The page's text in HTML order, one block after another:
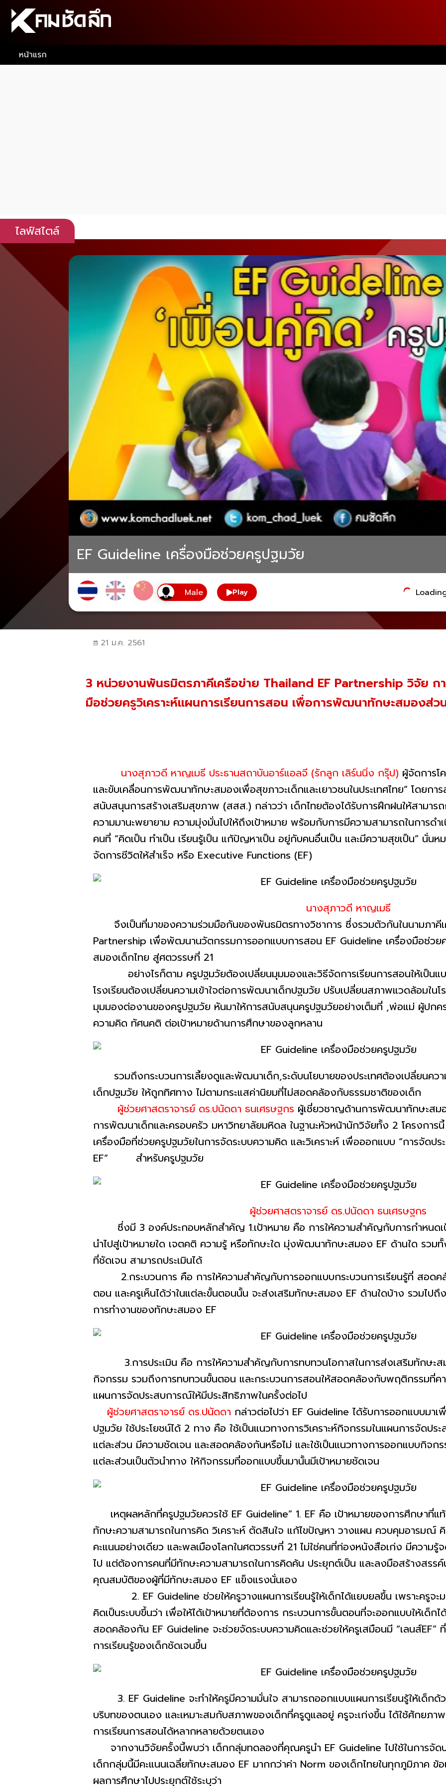
หน้าแรก
ไลฟ์สไตล์
EF Guideline เครื่องมือช่วยครูปฐมวัย
Play
21 ม.ค. 2561
3 หน่วยงานพันธมิตรภาคีเครือข่าย Thailand EF Partnership วิจัย ก
มือช่วยครูวิเคราะห์แผนการเรียนการสอน เพื่อการพัฒนาทักษะสมองส่ว
นางสุภาวดี หาญเมธี ประธานสถาบันอาร์แอลจี (รักลูก เลิร์นนิ่ง กรุ๊ป) ผู้จัดการ
และขับเคลื่อนการพัฒนาทักษะสมองเพื่อสุขภาวะเด็กและเยาวชนในประเทศไทย” โดย
สนับสนุนการสร้างเสริมสุขภาพ (สสส.) กล่าวว่า เด็กไทยต้องได้รับการฝึกฝนให้สามาร
ความมานะพยายาม ความมุ่งมั่นไปให้ถึงเป้าหมาย พร้อมกับการมีความสามารถในการด
คนที่ “คิดเป็น ทำเป็น เรียนรู้เป็น แก้ปัญหาเป็น อยู่กับคนอื่นเป็น และมีความสุขเป็น” นั่น
จัดการชีวิตให้สำเร็จ หรือ Executive Functions (EF)
นางสุภาวดี หาญเมธี
จึงเป็นที่มาของความร่วมมือกันของพันธมิตรทางวิชาการ ซึ่งรวมตัวกันในนามภาคีเ
Partnership เพื่อพัฒนานวัตกรรมการออกแบบการสอน EF Guideline เครื่องมือช่ว
สมองเด็กไทย สู่ศตวรรษที่ 21
อย่างไรก็ตาม ครูปฐมวัยต้องเปลี่ยนมุมมองและวิธีจัดการเรียนการสอนให้เป็นแ
โรงเรียนต้องเปลี่ยนความเข้าใจต่อการพัฒนาเด็กปฐมวัย ปรับเปลี่ยนสภาพแวดล้อมในโ
มุมมองต่องานของครูปฐมวัย หันมาให้การสนับสนุนครูปฐมวัยอย่างเต็มที่ ,พ่อแม่ ผู้ปก
ความคิด ทัศนคติ ต่อเป้าหมายด้านการศึกษาของลูกหลาน
รวมถึงกระบวนการเลี้ยงดูและพัฒนาเด็ก,ระดับนโยบายของประเทศต้องเปลี่ยนคว
เด็กปฐมวัย ให้ถูกทิศทาง ไม่ตามกระแสค่านิยมที่ไม่สอดคล้องกับธรรมชาติของเด็ก
ผู้ช่วยศาสตราจารย์ ดร.ปนัดดา ธนเศรษฐกร ผู้เชี่ยวชาญด้านการพัฒนาทักษะสม
การพัฒนาเด็กและครอบครัว มหาวิทยาลัยมหิดล ในฐานะหัวหน้านักวิจัยทั้ง 2 โครงการ
เครื่องมือที่ช่วยครูปฐมวัยในการจัดระบบความคิด และวิเคราะห์ เพื่อออกแบบ “การจัด
EF” สำหรับครูปฐมวัย
ผู้ช่วยศาสตราจารย์ ดร.ปนัดดา ธนเศรษฐกร
ซึ่งมี 3 องค์ประกอบหลักสำคัญ 1.เป้าหมาย คือ การให้ความสำคัญกับการกำหนดเ
นำไปสู่เป้าหมายใด เจตคติ ความรู้ หรือทักษะใด มุ่งพัฒนาทักษะสมอง EF ด้านใด รวม
ที่ชัดเจน สามารถประเมินได้
2.กระบวนการ คือ การให้ความสำคัญกับการออกแบบกระบวนการเรียนรู้ที่ สอดค
ตอน และครูเห็นได้ว่าในแต่ละขั้นตอนนั้น จะส่งเสริมทักษะสมอง EF ด้านใดบ้าง รวมไป
การทำงานของทักษะสมอง EF
3.การประเมิน คือ การให้ความสำคัญกับการทบทวนโอกาสในการส่งเสริมทักษะส
กิจกรรม รวมถึงการทบทวนขั้นตอน และกระบวนการสอนให้สอดคล้องกับพฤติกรรมที่
แผนการจัดประสบการณ์ให้มีประสิทธิภาพในครั้งต่อไป
ผู้ช่วยศาสตราจารย์ ดร.ปนัดดา กล่าวต่อไปว่า EF Guideline ได้รับการออกแบบมา
ปฐมวัย ใช้ประโยชน์ได้ 2 ทาง คือ ใช้เป็นแนวทางการวิเคราะห์กิจกรรมในแผนการจัดป
แต่ละส่วน มีความชัดเจน และสอดคล้องกันหรือไม่ และใช้เป็นแนวทางการออกแบบกิจก
แต่ละส่วนเป็นตัวนำทาง ให้กิจกรรมที่ออกแบบขึ้นมานั้นมีเป้าหมายชัดเจน
เหตุผลหลักที่ครูปฐมวัยควรใช้ EF Guideline” 1. EF คือ เป้าหมายของการศึกษาที่
ทักษะความสามารถในการคิด วิเคราะห์ ตัดสินใจ แก้ไขปัญหา วางแผน ควบคุมอารมณ์
คะแนนอย่างเดียว และพลเมืองโลกในศตวรรษที่ 21 ไม่ใช่คนที่ท่องหนังสือเก่ง มีความ
ไป แต่ต้องการคนที่มีทักษะความสามารถในการคิดค้น ประยุกต์เป็น และลงมือสร้างสร
คุณสมบัติของผู้ที่มีทักษะสมอง EF แข็งแรงนั่นเอง
2. EF Guideline ช่วยให้ครูวางแผนการเรียนรู้ให้เด็กได้แยบยลขึ้น เพราะครูจะม
คิดเป็นระบบขึ้นว่า เพื่อให้ได้เป้าหมายที่ต้องการ กระบวนการขั้นตอนที่จะออกแบบให้เด็กไ
สอดคล้องกัน EF Guideline จะช่วยจัดระบบความคิดและช่วยให้ครูเสมือนมี “เลนส์
การเรียนรู้ของเด็กชัดเจนขึ้น
3. EF Guideline จะทำให้ครูมีความมั่นใจ สามารถออกแบบแผนการเรียนรู้ให้เด็กด้
บริบทของตนเอง และเหมาะสมกับสภาพของเด็กที่ครูดูแลอยู่ ครูจะเก่งขึ้น ได้ใช้ศักยภ
การเรียนการสอนได้หลากหลายด้วยตนเอง
จากงานวิจัยครั้งนี้พบว่า เด็กกลุ่มทดลองที่คุณครูนำ EF Guideline ไปใช้ในการจัด
เด็กกลุ่มนี้มีคะแนนเฉลี่ยทักษะสมอง EF มากกว่าค่า Norm ของเด็กไทยในทุกภูมิภาค ข้
ผลการศึกษาไปประยุกต์ใช้ระบุว่า